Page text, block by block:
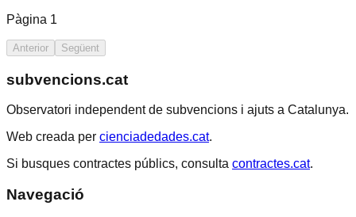
Pàgina 1
Anterior Següent
subvencions.cat
Observatori independent de subvencions i ajuts a Catalunya.
Web creada per cienciadedades.cat.
Si busques contractes públics, consulta contractes.cat.
Navegació